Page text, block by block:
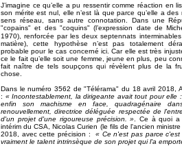
J’imagine ce qu’elle a pu ressentir comme réaction en
son mérite est nul, elle n’est là que parce qu’elle a
sens réseau, sans autre connotation. Dans une
"copains" et des "coquins" (l’expression date de
1970), renforcée par les deux septennats
matière), cette hypothèse n’est pas totalement
probable pour le cas concerné ici. Car elle est très
ce le fait qu’elle soit une femme, jeune en plus, peu
fait naître de tels soupçons qui révèlent plus de la
chose.
Dans le numéro 3562 de "Télérama" du 18 avril 2018,
: « Incontestablement, la dirigeante avait tout pour
enfin son machisme en face, quadragénaire
renouvellement, directrice déléguée respectée de
d'un projet d'une rigoureuse précision. »
. Ce à quoi
intérim du CSA, Nicolas Curien (le fils de l'ancien
2018, avec cette précision : « Ce n'est pas parce
vraiment le talent intrinsèque de son projet qui l'a